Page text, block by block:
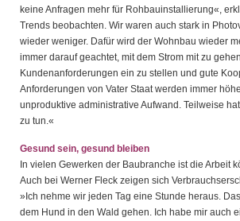
keine Anfragen mehr für Rohbauinstallierung«,
Trends beobachten. Wir waren auch stark in
wieder weniger. Dafür wird der Wohnbau wieder
immer darauf geachtet, mit dem Strom mit zu
Kundenanforderungen ein zu stellen und gute
Anforderungen von Vater Staat werden immer
unproduktive administrative Aufwand. Teilweise
zu tun.«
Gesund sein, gesund bleiben
In vielen Gewerken der Baubranche ist die Arbeit
Auch bei Werner Fleck zeigen sich
»Ich nehme wir jeden Tag eine Stunde heraus.
dem Hund in den Wald gehen. Ich habe mir auch